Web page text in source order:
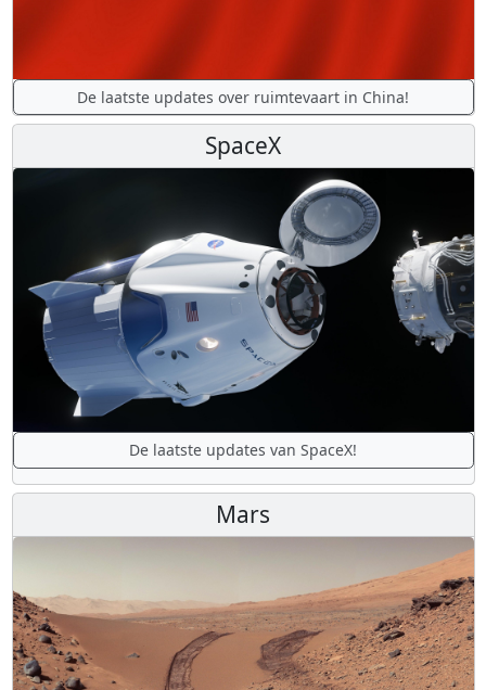
De laatste updates over ruimtevaart in China!
SpaceX
De laatste updates van SpaceX!
Mars